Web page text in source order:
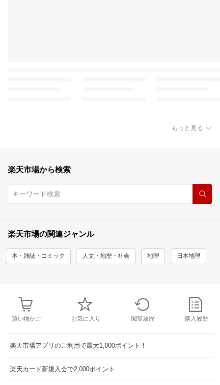
もっと見る
楽天市場から検索
楽天市場の関連ジャンル
本・雑誌・コミック 人文・地歴・社会 地理 日本地理
買い物かご お気に入り 閲覧履歴 購入履歴
楽天市場アプリのご利用で最大1,000ポイント！
楽天カード新規入会で2,000ポイント